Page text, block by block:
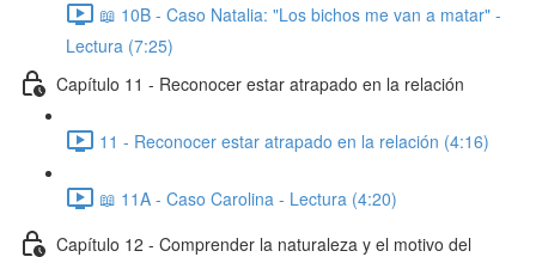
📖 10B - Caso Natalia: "Los bichos me van a matar" -
Lectura (7:25)
Capítulo 11 - Reconocer estar atrapado en la relación
11 - Reconocer estar atrapado en la relación (4:16)
📖 11A - Caso Carolina - Lectura (4:20)
Capítulo 12 - Comprender la naturaleza y el motivo del